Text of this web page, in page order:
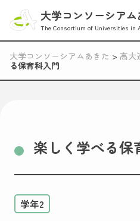
大学コンソーシアム
The Consortium of Universities in
大学コンソーシアムあきた > 高大
る保育科入門
楽しく学べる保
学年2